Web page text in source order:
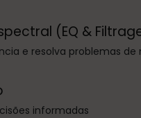
(EQ &
e resolva problemas de
informadas